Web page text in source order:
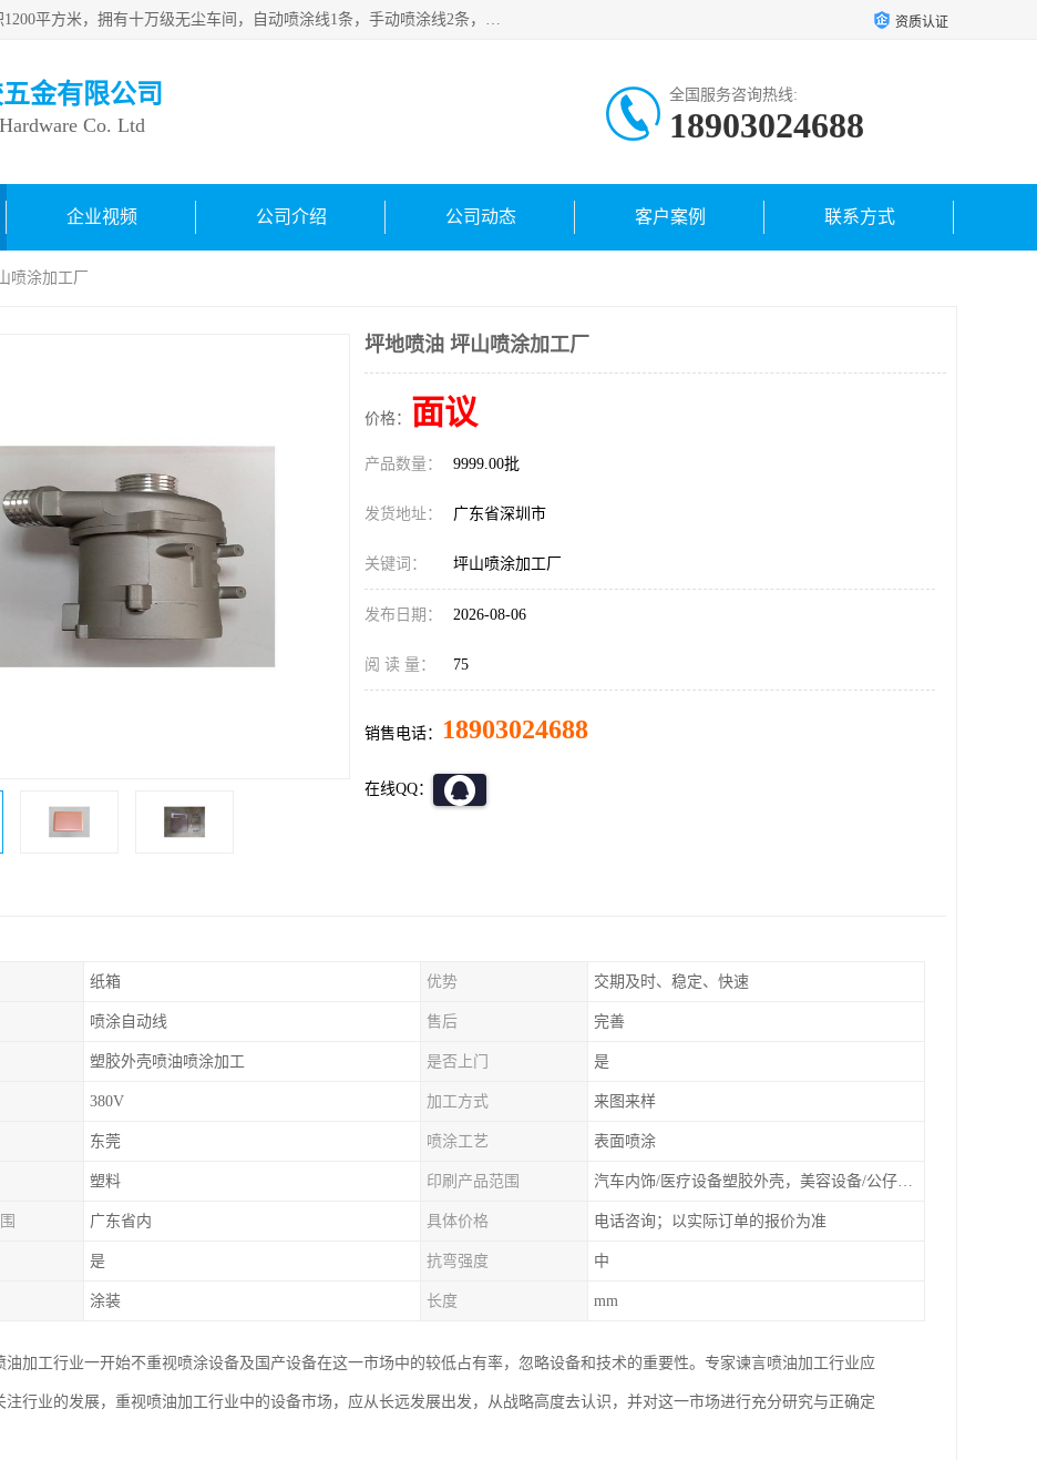
良鸿塑胶五金有限公司成 立于1998年，现厂房占地面积1200平方米，拥有十万级无尘车间，自动喷涂线1条，手动喷涂线2条，丝印移印滚印烫印拉线1条，本公司自建厂以来一直 以“顾客、品质、服务三个第一”为原则，从来货到处理、喷漆、烘烤、品检、包装等每一道工序都严格把持质量关，竭诚为广大朋友、客户服务。现如今已深得广 大客户信赖。 资质认证
金有限公司
Co. Ltd
全国服务咨询热线:
18903024688
企业视频 公司介绍 公司动态 客户案例 联系方式
喷涂加工厂
坪地喷油 坪山喷涂加工厂
价格： 面议
产品数量： 9999.00批
发货地址： 广东省深圳市
关键词： 坪山喷涂加工厂
发布日期： 2026-08-06
阅 读 量： 75
销售电话： 18903024688
在线QQ：
纸箱 优势 交期及时、稳定、快速
喷涂自动线 售后 完善
塑胶外壳喷油喷涂加工 是否上门 是
380V 加工方式 来图来样
东莞 喷涂工艺 表面喷涂
塑料 印刷产品范围 汽车内饰/医疗设备塑胶外壳，美容设备/公仔动漫
广东省内 具体价格 电话咨询；以实际订单的报价为准
是 抗弯强度 中
涂装 长度 mm
油加工行业一开始不重视喷涂设备及国产设备在这一市场中的较低占有率，忽略设备和技术的重要性。专家谏言喷油加工行业应
注行业的发展，重视喷油加工行业中的设备市场，应从长远发展出发，从战略高度去认识，并对这一市场进行充分研究与正确定